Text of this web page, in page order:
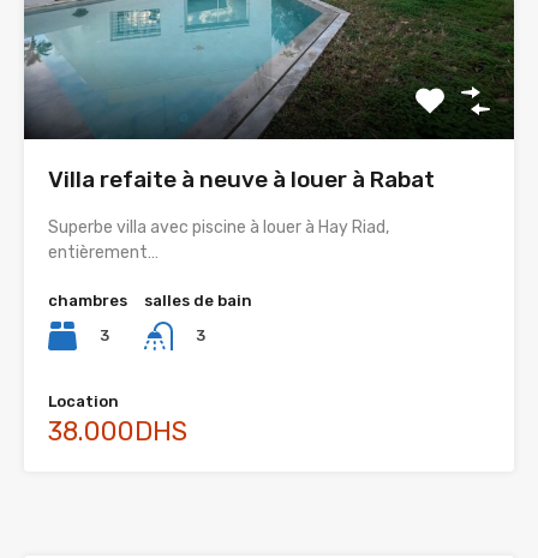
Villa refaite à neuve à louer à Rabat
Superbe villa avec piscine à louer à Hay Riad,
entièrement…
chambres
3
salles de bain
3
Location
38.000DHS